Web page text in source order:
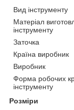
Вид інструменту
Матеріал
інструменту
Заточка
Країна виробник
Виробник
Форма робочих
інструменту
Розміри